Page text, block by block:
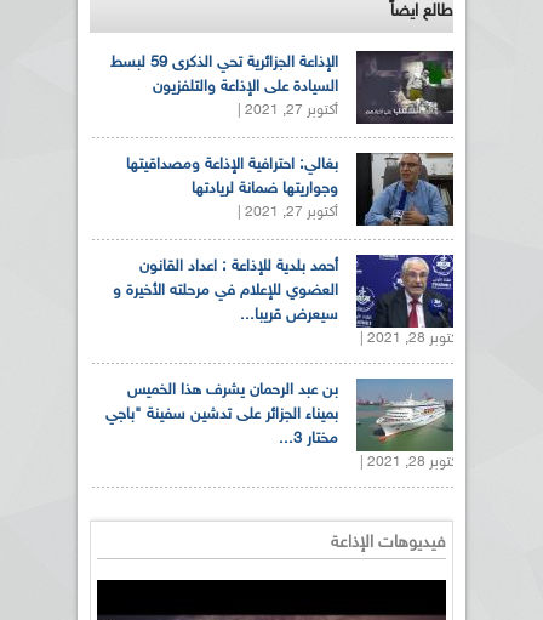
طالع ايضاً
الإذاعة الجزائرية تحي الذكرى 59 لبسط
السيادة على الإذاعة والتلفزيون
أكتوبر 27, 2021 |
بغالي: احترافية الإذاعة ومصداقيتها
وجواريتها ضمانة لريادتها
أكتوبر 27, 2021 |
أحمد بلدية للإذاعة : اعداد القانون
العضوي للإعلام في مرحلته الأخيرة و
سيعرض قريبا...
أكتوبر 28, 2021 |
بن عبد الرحمان يشرف هذا الخميس
بميناء الجزائر على تدشين سفينة "باجي
مختار 3...
أكتوبر 28, 2021 |
فيديوهات الإذاعة